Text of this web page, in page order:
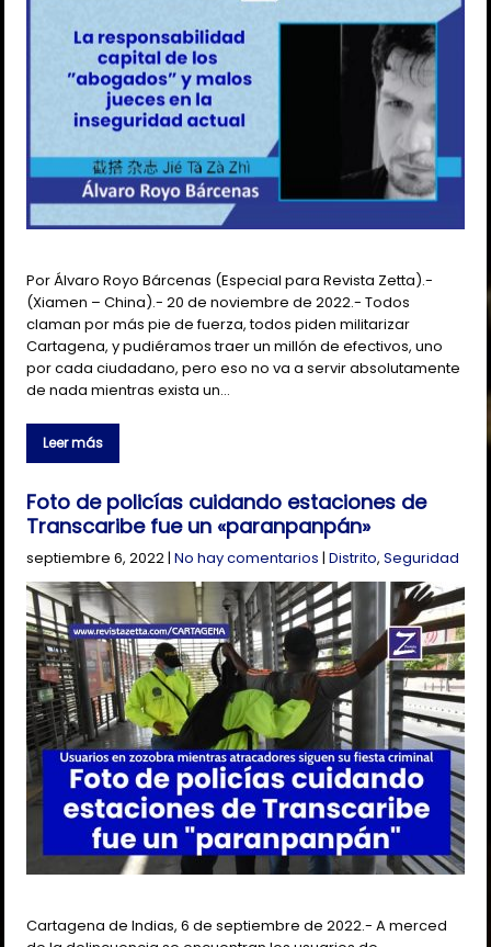
Por Álvaro Royo Bárcenas (Especial para Revista Zetta).-
(Xiamen – China).- 20 de noviembre de 2022.- Todos
claman por más pie de fuerza, todos piden militarizar
Cartagena, y pudiéramos traer un millón de efectivos, uno
por cada ciudadano, pero eso no va a servir absolutamente
de nada mientras exista un…
Leer más
Foto de policías cuidando estaciones de
Transcaribe fue un «paranpanpán»
septiembre 6, 2022 |No hay comentarios |Distrito,Seguridad
Cartagena de Indias, 6 de septiembre de 2022.- A merced